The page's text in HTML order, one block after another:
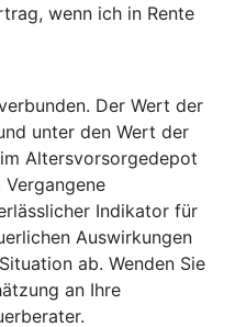
wenn ich in Rente
Der Wert der
unter den Wert der
Altersvorsorgedepot
Indikator für
Auswirkungen
ab. Wenden Sie
an Ihre